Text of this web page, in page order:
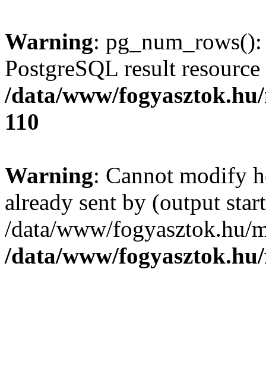
Warning:
PostgreSQL result
/data/www/
110
Warning: Cannot modify
already sent by (output
/data/www/fogyasztok.hu/
/data/www/